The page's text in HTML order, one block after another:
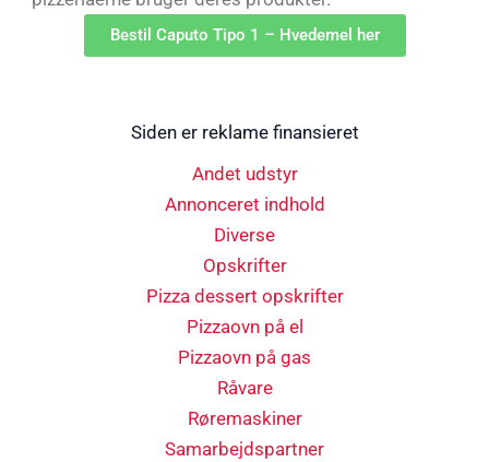
Bestil Caputo Tipo 1 – Hvedemel her
Siden er reklame finansieret
Andet udstyr
Annonceret indhold
Diverse
Opskrifter
Pizza dessert opskrifter
Pizzaovn på el
Pizzaovn på gas
Råvare
Røremaskiner
Samarbejdspartner